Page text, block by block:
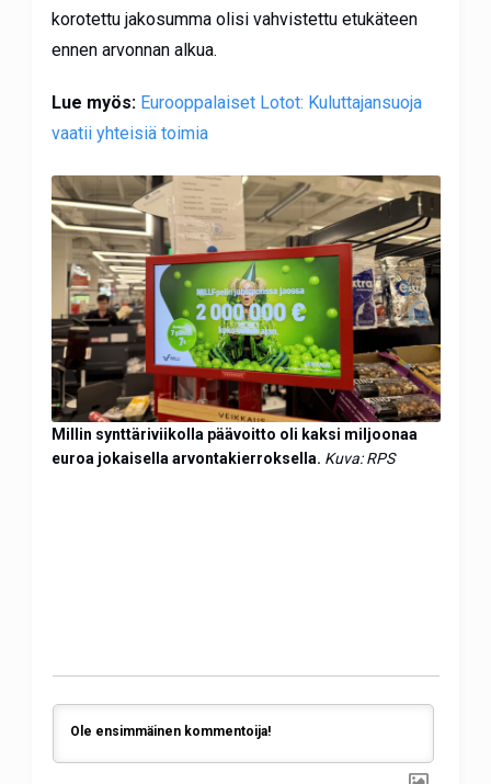
korotettu jakosumma olisi vahvistettu etukäteen
ennen arvonnan alkua.
Lue myös: Eurooppalaiset Lotot: Kuluttajansuoja
vaatii yhteisiä toimia
Millin synttäriviikolla päävoitto oli kaksi miljoonaa
euroa jokaisella arvontakierroksella. Kuva: RPS